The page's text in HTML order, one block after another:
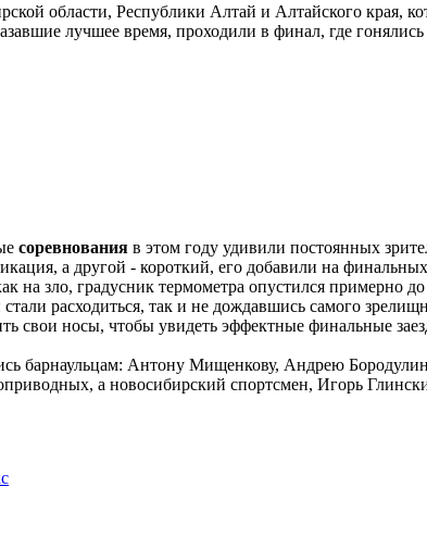
области, Республики Алтай и Алтайского края,
лучшее время, проходили в финал, где
соревнования в этом году удивили постоянных
а другой - короткий, его добавили на финальных
на зло, градусник термометра опустился
расходиться, так и не дождавшись самого
свои носы, чтобы увидеть эффектные финальные
барнаульцам: Антону Мищенкову, Андрею
а новосибирский спортсмен, Игорь